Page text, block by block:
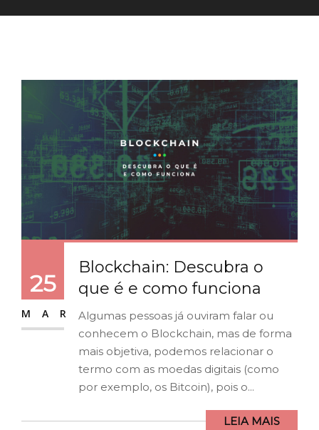
25
MAR
Blockchain: Descubra o
que é e como funciona
Algumas pessoas já ouviram falar ou
conhecem o Blockchain, mas de forma
mais objetiva, podemos relacionar o
termo com as moedas digitais (como
por exemplo, os Bitcoin), pois o...
LEIA MAIS